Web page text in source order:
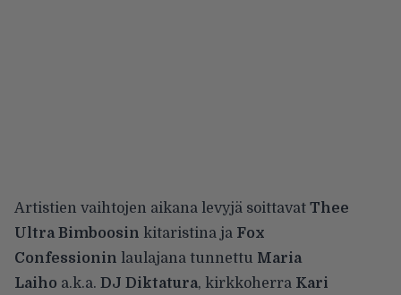
Artistien vaihtojen aikana levyjä soittavat Thee
Ultra Bimboosin kitaristina ja Fox
Confessionin laulajana tunnettu Maria
Laiho a.k.a. DJ Diktatura, kirkkoherra Kari